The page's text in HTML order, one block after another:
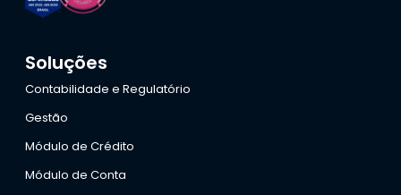
Soluções
Contabilidade e Regulatório
Gestão
Módulo de Crédito
Módulo de Conta